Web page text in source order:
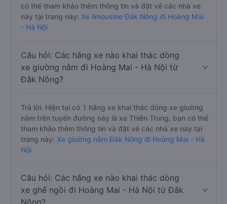
có thể tham khảo thêm thông tin và đặt vé các nhà xe
này tại trang này: Xe limousine Đắk Nông đi Hoàng Mai
- Hà Nội
Câu hỏi: Các hãng xe nào khai thác dòng
xe giường nằm đi Hoàng Mai - Hà Nội từ
Đắk Nông?
Trả lời: Hiện tại có 1 hãng xe khai thác dòng xe giường
nằm trên tuyến đường này là xe Thiên Trung, bạn có thể
tham khảo thêm thông tin và đặt vé các nhà xe này tại
trang này: Xe giường nằm Đắk Nông đi Hoàng Mai - Hà
Nội
Câu hỏi: Các hãng xe nào khai thác dòng
xe ghế ngồi đi Hoàng Mai - Hà Nội từ Đắk
Nông?